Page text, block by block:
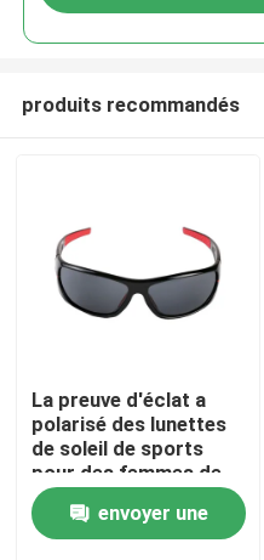
Maison
Des produits
produits recommandés
La preuve d'éclat a
polarisé des lunettes
de soleil de sports
pour des femmes de
l'homme faisant un
cycle la pêche
courante
envoyer une